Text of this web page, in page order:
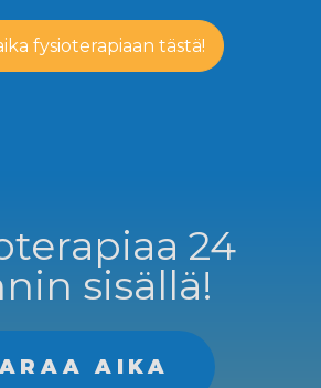
fysioterapiaan tästä!
24
sisällä!
AIKA